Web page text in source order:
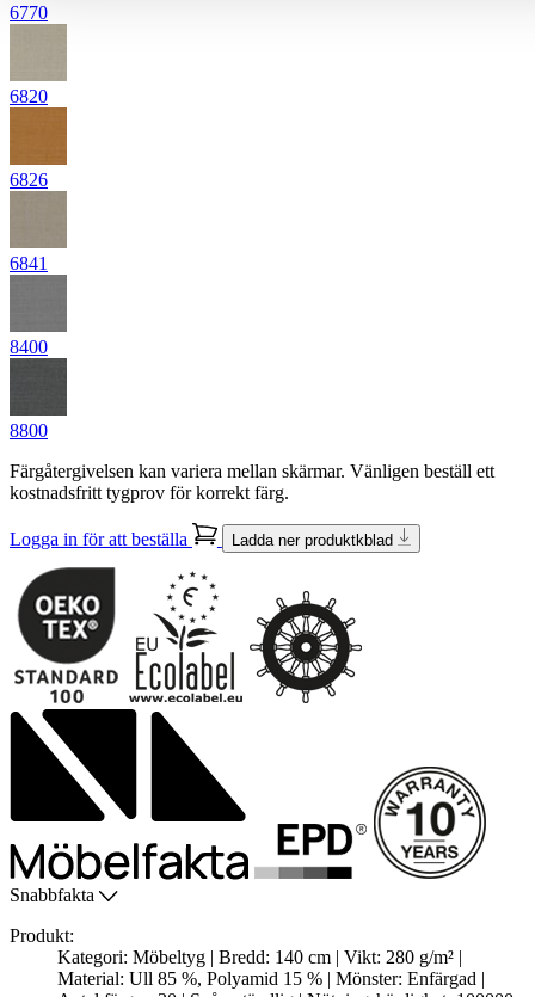
6770
6820
6826
6841
8400
8800
Färgåtergivelsen kan variera mellan skärmar. Vänligen beställ ett
kostnadsfritt tygprov för korrekt färg.
Logga in för att beställa Ladda ner produktkblad
Snabbfakta
Produkt:
Kategori: Möbeltyg | Bredd: 140 cm | Vikt: 280 g/m² |
Material: Ull 85 %, Polyamid 15 % | Mönster: Enfärgad |